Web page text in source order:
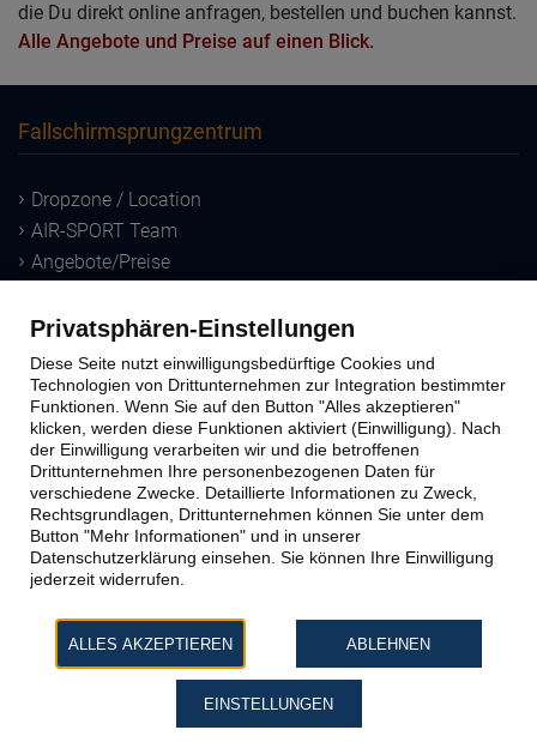
die Du direkt online anfragen, bestellen und buchen kannst.
Alle Angebote und Preise auf einen Blick.
Fallschirmsprungzentrum
Dropzone / Location
AIR-SPORT Team
Angebote/Preise
Sprungausbildung
Ausbildungs-Methoden
Windtunnel
Schnupperkurs
Lizenzausbildung
Kontakt zu AIR-SPORT
Büro & Sprungplatz
Impressum
Privatsphären-Einstellungen
Diese Seite nutzt einwilligungsbedürftige Cookies und
Technologien von Drittunternehmen zur Integration bestimmter
Funktionen. Wenn Sie auf den Button "Alles akzeptieren"
klicken, werden diese Funktionen aktiviert (Einwilligung). Nach
der Einwilligung verarbeiten wir und die betroffenen
Drittunternehmen Ihre personenbezogenen Daten für
verschiedene Zwecke. Detaillierte Informationen zu Zweck,
Rechtsgrundlagen, Drittunternehmen können Sie unter dem
Button "Mehr Informationen" und in unserer
Datenschutzerklärung einsehen. Sie können Ihre Einwilligung
jederzeit widerrufen.
ALLES AKZEPTIEREN ABLEHNEN
EINSTELLUNGEN